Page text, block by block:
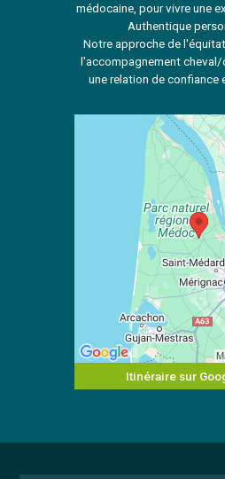
médocaine, pour vivre une
Authentique
Notre approche de
l'accompagnement cheval/
une relation de confiance
Itinéraire sur